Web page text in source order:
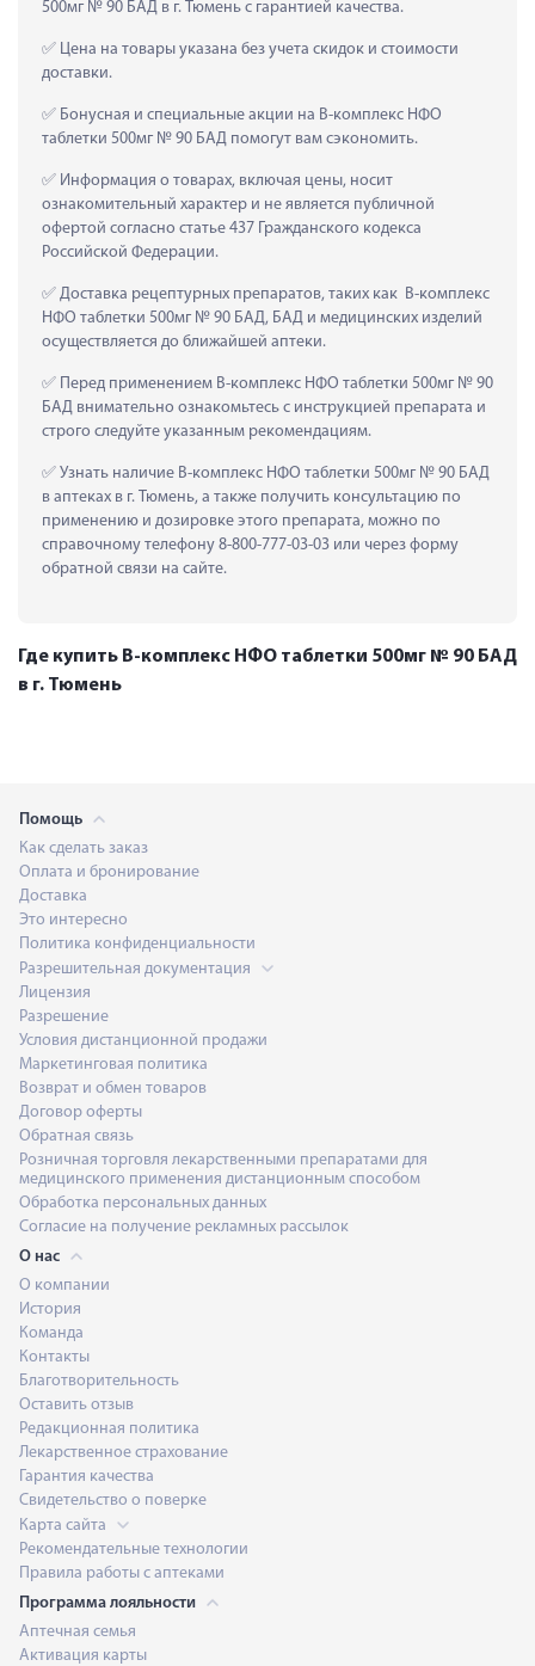
500мг № 90 БАД в г. Тюмень с гарантией качества.
Цена на товары указана без учета скидок и стоимости
доставки.
Бонусная и специальные акции на B-комплекс НФО
таблетки 500мг № 90 БАД помогут вам сэкономить.
Информация о товарах, включая цены, носит
ознакомительный характер и не является публичной
офертой согласно статье 437 Гражданского кодекса
Российской Федерации.
Доставка рецептурных препаратов, таких как  B-комплекс
НФО таблетки 500мг № 90 БАД, БАД и медицинских изделий
осуществляется до ближайшей аптеки.
Перед применением B-комплекс НФО таблетки 500мг № 90
БАД внимательно ознакомьтесь с инструкцией препарата и
строго следуйте указанным рекомендациям.
Узнать наличие B-комплекс НФО таблетки 500мг № 90 БАД
в аптеках в г. Тюмень, а также получить консультацию по
применению и дозировке этого препарата, можно по
справочному телефону 8-800-777-03-03 или через форму
обратной связи на сайте.
Где купить B-комплекс НФО таблетки 500мг № 90 БАД
в г. Тюмень
Помощь
Как сделать заказ
Оплата и бронирование
Доставка
Это интересно
Политика конфиденциальности
Разрешительная документация
Лицензия
Разрешение
Условия дистанционной продажи
Маркетинговая политика
Возврат и обмен товаров
Договор оферты
Обратная связь
Розничная торговля лекарственными препаратами для
медицинского применения дистанционным способом
Обработка персональных данных
Согласие на получение рекламных рассылок
О нас
О компании
История
Команда
Контакты
Благотворительность
Оставить отзыв
Редакционная политика
Лекарственное страхование
Гарантия качества
Свидетельство о поверке
Карта сайта
Рекомендательные технологии
Правила работы с аптеками
Программа лояльности
Аптечная семья
Активация карты